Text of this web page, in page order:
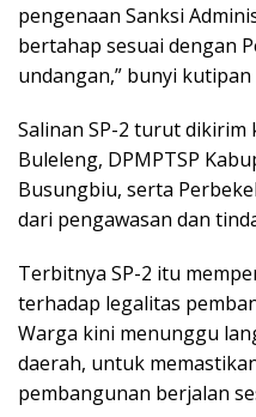
pengenaan Sanksi
bertahap sesuai dengan
undangan,” bunyi
Salinan SP-2 turut dikirim
Buleleng, DPMPTSP
Busungbiu, serta
dari pengawasan dan
Terbitnya SP-2 itu
terhadap legalitas
Warga kini menunggu
daerah, untuk
pembangunan berjalan